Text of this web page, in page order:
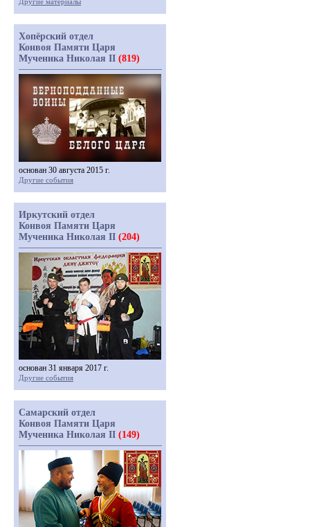
Хопёрский отдел
Конвоя Памяти Царя
Мученика Николая II (819)
основан 30 августа 2015 г.
Другие события
Иркутский отдел
Конвоя Памяти Царя
Мученика Николая II (204)
основан 31 января 2017 г.
Другие события
Самарский отдел
Конвоя Памяти Царя
Мученика Николая II (149)